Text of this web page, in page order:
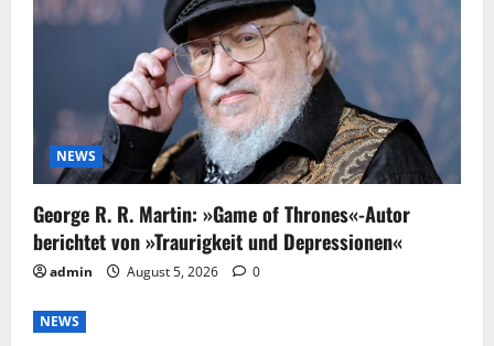
NEWS
George R. R. Martin: »Game of Thrones«-Autor
berichtet von »Traurigkeit und Depressionen«
admin August 5, 2026 0
NEWS